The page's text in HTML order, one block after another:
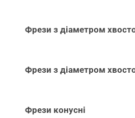
Фрези з діаметром
Фрези з діаметром
Фрези конусні